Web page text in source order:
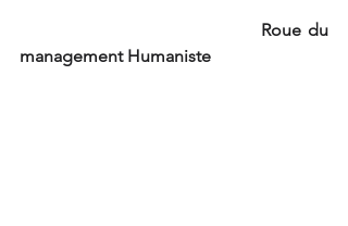
management Humaniste